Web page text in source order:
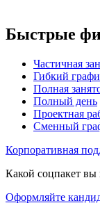
Быстрые
Частичная
Гибкий
Полная
Полный день
Проектная
Сменный
Корпоративная
Какой соцпакет вы
Оформляйте